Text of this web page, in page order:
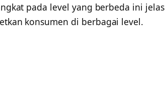
pada level yang berbeda ini jelas
konsumen di berbagai level.